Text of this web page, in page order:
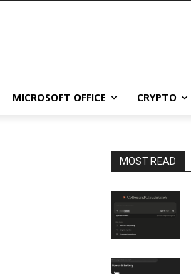
MICROSOFT OFFICE CRYPTO
MOST READ